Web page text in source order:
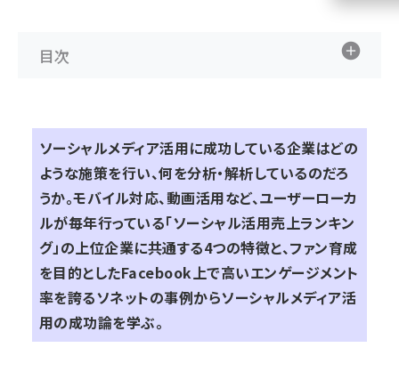
目次
ソーシャルメディア活用に成功している企業はどの
ような施策を行い、何を分析・解析しているのだろ
うか。モバイル対応、動画活用など、ユーザーローカ
ルが毎年行っている「ソーシャル活用売上ランキン
グ」の上位企業に共通する4つの特徴と、ファン育成
を目的としたFacebook上で高いエンゲージメント
率を誇るソネットの事例からソーシャルメディア活
用の成功論を学ぶ。